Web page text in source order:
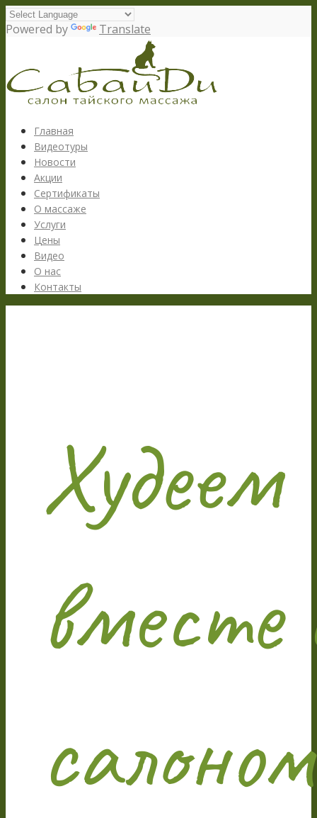
Powered by Translate
Главная
Видеотуры
Новости
Акции
Сертификаты
О массаже
Услуги
Цены
Видео
О нас
Контакты
Худеем
вместе
салоном